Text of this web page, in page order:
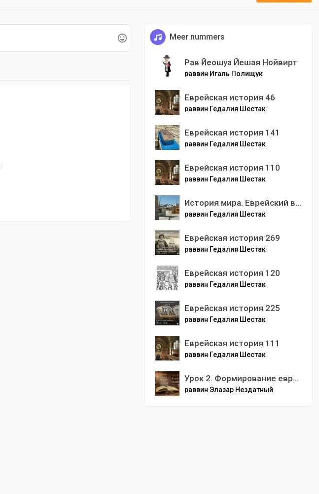
Meer nummers
Рав Йеошуа Йешая Нойвирт
раввин Игаль Полищук
Еврейская история 46
раввин Гедалия Шестак
Еврейская история 141
раввин Гедалия Шестак
Еврейская история 110
раввин Гедалия Шестак
История мира. Еврейский взгляд. Палестинцы
раввин Гедалия Шестак
Еврейская история 269
раввин Гедалия Шестак
Еврейская история 120
раввин Гедалия Шестак
Еврейская история 225
раввин Гедалия Шестак
Еврейская история 111
раввин Гедалия Шестак
Урок 2. Формирование еврейского народа
раввин Элазар Нездатный